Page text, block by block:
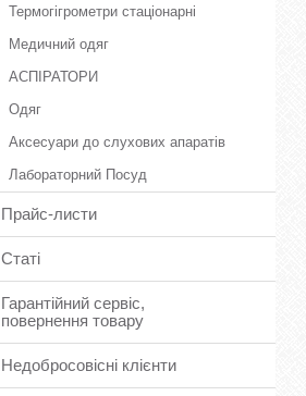
Термогігрометри стаціонарні
Медичний одяг
АСПІРАТОРИ
Одяг
Аксесуари до слухових апаратів
Лабораторний Посуд
Прайс-листи
Статі
Гарантійний сервіс,
повернення товару
Недобросовісні клієнти